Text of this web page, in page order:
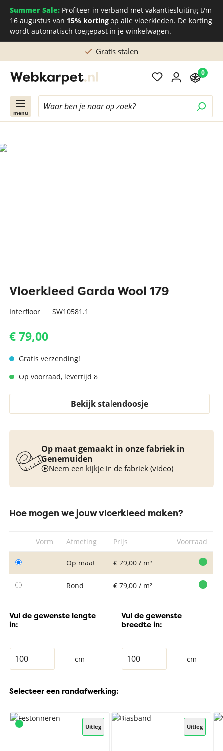
Summer Sale: Profiteer in verband met vakantiesluiting t/m
16 augustus van 15% korting op alle vloerkleden. De korting
wordt automatisch toegepast in je winkelwagen.
Gratis stalen
menu
0
Vloerkleed Garda Wool 179
Interfloor SW10581.1
€ 79,00
Gratis verzending!
Op voorraad, levertijd 8
Bekijk stalendoosje
Op maat gemaakt in onze fabriek in
Genemuiden
Neem een kijkje in de fabriek (video)
Hoe mogen we jouw vloerkleed maken?
Vorm Afmeting Prijs Voorraad
Op maat € 79,00 / m²
Rond € 79,00 / m²
Vul de gewenste lengte
in:
cm
Vul de gewenste
breedte in:
cm
Selecteer een randafwerking:
Uitleg Uitleg